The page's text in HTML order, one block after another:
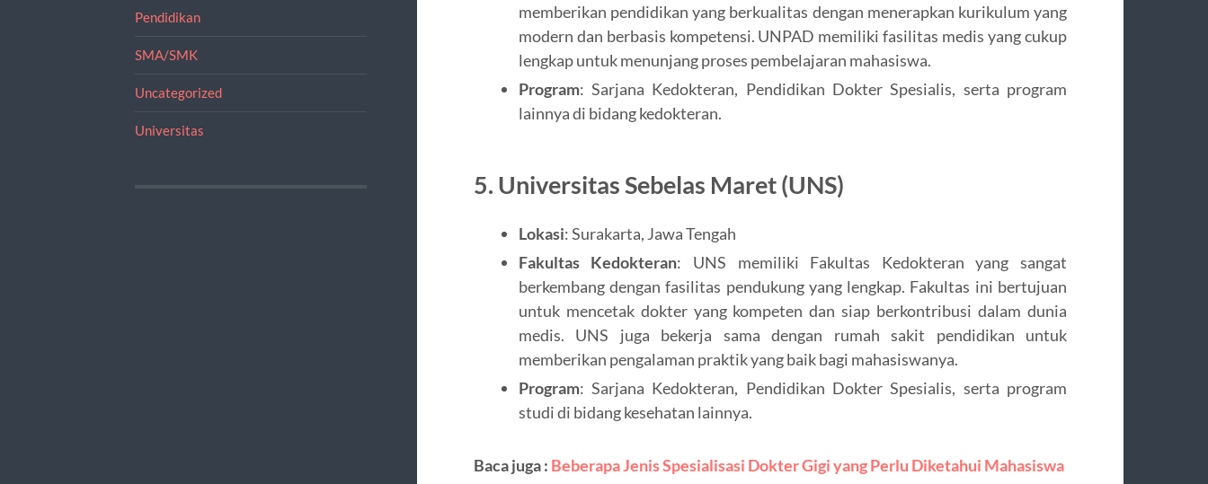
Pendidikan
SMA/SMK
Uncategorized
Universitas
memberikan pendidikan yang berkualitas dengan menerapkan kurikulum yang
modern dan berbasis kompetensi. UNPAD memiliki fasilitas medis yang cukup
lengkap untuk menunjang proses pembelajaran mahasiswa.
Program: Sarjana Kedokteran, Pendidikan Dokter Spesialis, serta program
lainnya di bidang kedokteran.
5. Universitas Sebelas Maret (UNS)
Lokasi: Surakarta, Jawa Tengah
Fakultas Kedokteran: UNS memiliki Fakultas Kedokteran yang sangat
berkembang dengan fasilitas pendukung yang lengkap. Fakultas ini bertujuan
untuk mencetak dokter yang kompeten dan siap berkontribusi dalam dunia
medis. UNS juga bekerja sama dengan rumah sakit pendidikan untuk
memberikan pengalaman praktik yang baik bagi mahasiswanya.
Program: Sarjana Kedokteran, Pendidikan Dokter Spesialis, serta program
studi di bidang kesehatan lainnya.
Baca juga : Beberapa Jenis Spesialisasi Dokter Gigi yang Perlu Diketahui Mahasiswa